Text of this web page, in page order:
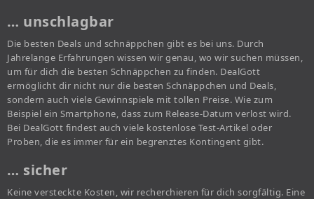
… unschlagbar
Die besten Deals und schnäppchen gibt es bei uns. Durch
Jahrelange Erfahrungen wissen wir genau, wo wir suchen müssen,
um für dich die besten Schnäppchen zu finden. DealGott
ermöglicht dir nicht nur die besten Schnäppchen und Deals,
sondern auch viele Gewinnspiele mit tollen Preise. Wie zum
Beispiel ein Smartphone, dass zum Release-Datum verlost wird.
Bei DealGott findest auch viele kostenlose Test-Artikel oder
Proben, die es immer für ein begrenztes Kontingent gibt.
… sicher
Keine versteckte Kosten, wir recherchieren für dich sorgfältig. Eine